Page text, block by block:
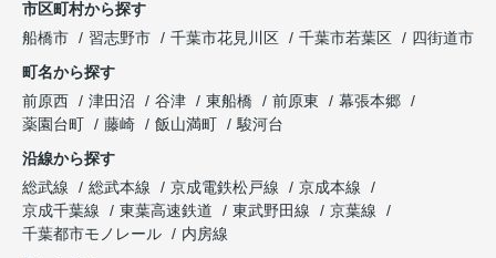
市区町村から探す
船橋市
習志野市 千葉市花見川区 千葉市若葉区
四街道市
町名から探す
前原西
津田沼 谷津 東船橋 前原東
幕張本郷
薬園台町
藤崎 飯山満町
駿河台
沿線から探す
総武線
総武本線 京成電鉄松戸線
京成本線
京成千葉線
東葉高速鉄道 東武野田線
京葉線
千葉都市モノレール
内房線